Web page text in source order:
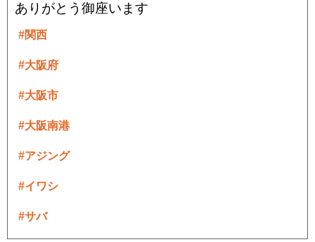
ありがとう御座います
#関西
#大阪府
#大阪市
#大阪南港
#アジング
#イワシ
#サバ